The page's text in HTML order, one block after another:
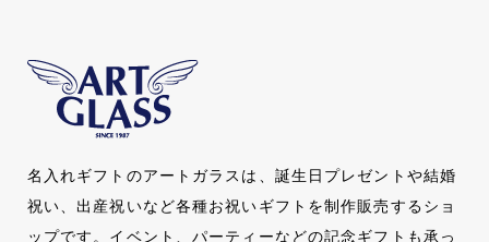
名入れギフトのアートガラスは、誕生日プレゼントや結婚
祝い、出産祝いなど各種お祝いギフトを制作販売するショ
ップです。イベント、パーティーなどの記念ギフトも承っ